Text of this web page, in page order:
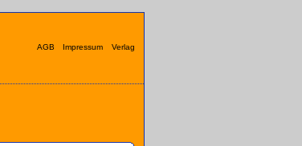
AGB Impressum Verlag